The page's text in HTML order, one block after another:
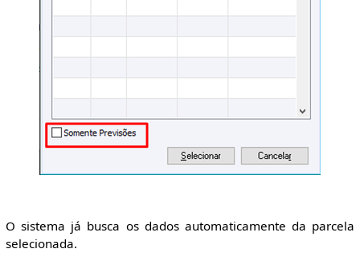
O sistema já busca os dados automaticamente da parcela
selecionada.